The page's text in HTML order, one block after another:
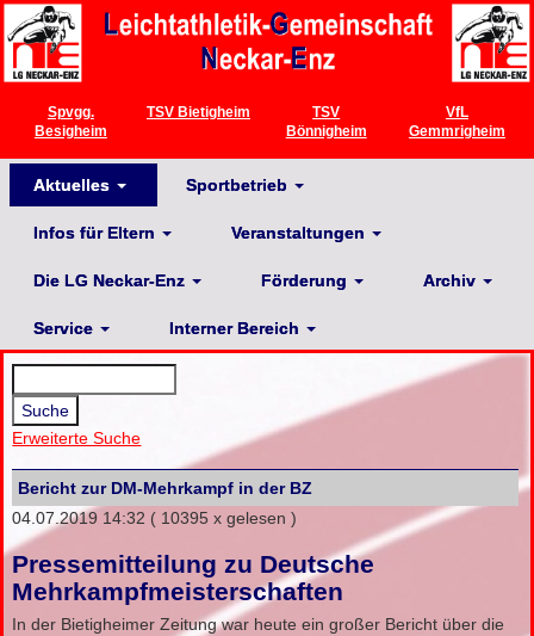
Spvgg.
Besigheim
TSV Bietigheim
TSV
Bönnigheim
VfL
Gemmrigheim
Aktuelles Sportbetrieb
Infos für Eltern Veranstaltungen
Die LG Neckar-Enz Förderung Archiv
Service Interner Bereich
Erweiterte Suche
Bericht zur DM-Mehrkampf in der BZ
04.07.2019 14:32 ( 10395 x gelesen )
Pressemitteilung zu Deutsche
Mehrkampfmeisterschaften
In der Bietigheimer Zeitung war heute ein großer Bericht über die